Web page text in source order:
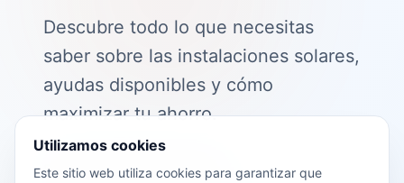
Descubre todo lo que necesitas
saber sobre las instalaciones solares,
ayudas disponibles y cómo
maximizar tu ahorro.
📖 Contenido de la guía:
Utilizamos cookies
Este sitio web utiliza cookies para garantizar que